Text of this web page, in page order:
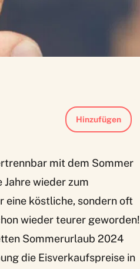
Hinzufügen
mit dem Sommer
Jahre wieder zum
eine köstliche, sondern oft
wieder teurer geworden!
Sommerurlaub 2024
die Eisverkaufspreise in